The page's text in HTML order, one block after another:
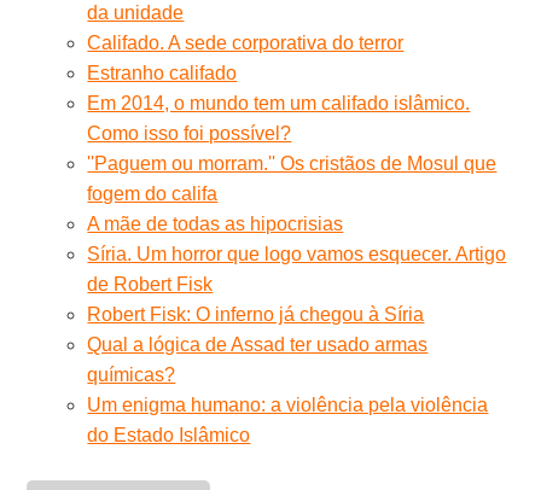
da unidade
Califado. A sede corporativa do terror
Estranho califado
Em 2014, o mundo tem um califado islâmico.
Como isso foi possível?
''Paguem ou morram.'' Os cristãos de Mosul que
fogem do califa
A mãe de todas as hipocrisias
Síria. Um horror que logo vamos esquecer. Artigo
de Robert Fisk
Robert Fisk: O inferno já chegou à Síria
Qual a lógica de Assad ter usado armas
químicas?
Um enigma humano: a violência pela violência
do Estado Islâmico